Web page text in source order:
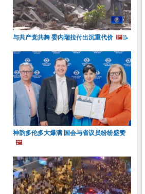
与共产党共舞 委内瑞拉付出沉重代价 🖼️📝
神韵多伦多大爆满 国会与省议员纷纷盛赞
🖼️